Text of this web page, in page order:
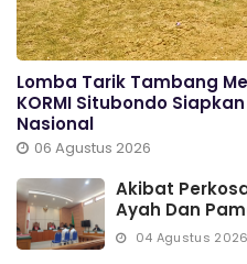
Lomba Tarik Tambang
KORMI Situbondo
Nasional
06 Agustus 2026
Akibat
Ayah Dan
04 Agustus 2026